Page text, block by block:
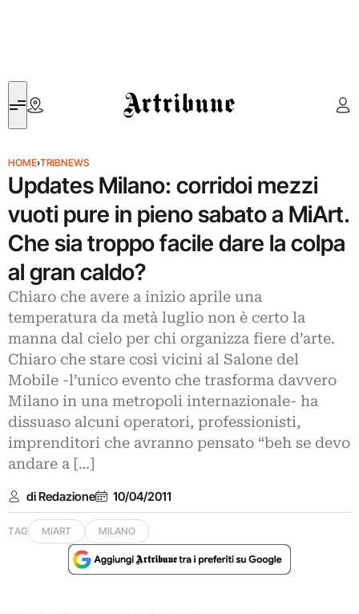
Artribune
HOME›TRIBNEWS
Updates Milano: corridoi mezzi
vuoti pure in pieno sabato a MiArt.
Che sia troppo facile dare la colpa
al gran caldo?
Chiaro che avere a inizio aprile una
temperatura da metà luglio non è certo la
manna dal cielo per chi organizza fiere d’arte.
Chiaro che stare così vicini al Salone del
Mobile -l’unico evento che trasforma davvero
Milano in una metropoli internazionale- ha
dissuaso alcuni operatori, professionisti,
imprenditori che avranno pensato “beh se devo
andare a […]
di Redazione 10/04/2011
TAG MIART MILANO